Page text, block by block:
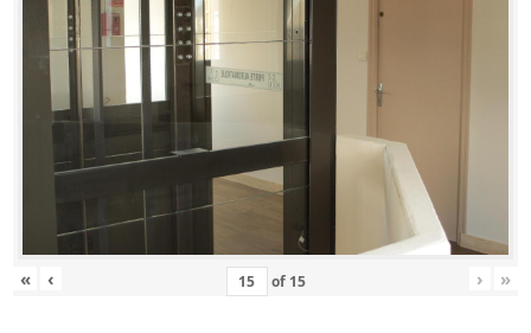
« ‹ of 15 › »